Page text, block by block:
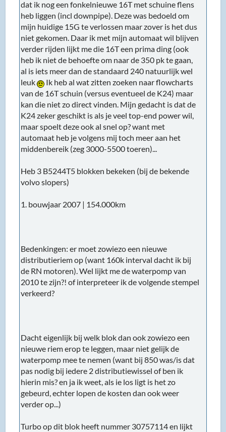
dat ik nog een fonkelnieuwe 16T met schuine flens
heb liggen (incl downpipe). Deze was bedoeld om
mijn huidige 15G te verlossen maar zover is het dus
niet gekomen. Daar ik met mijn automaat wil blijven
verder rijden lijkt me die 16T een prima ding (ook
heb ik niet de behoefte om naar de 350 pk te gaan,
al is iets meer dan de standaard 240 natuurlijk wel
leuk
Ik heb al wat zitten zoeken naar flowcharts
van de 16T schuin (versus eventueel de K24) maar
kan die niet zo direct vinden. Mijn gedacht is dat de
K24 zeker geschikt is als je veel top-end power wil,
maar spoelt deze ook al snel op? want met
automaat heb je volgens mij toch meer aan het
middenbereik (zeg 3000-5500 toeren)...
Heb 3 B5244T5 blokken bekeken (bij de bekende
volvo slopers)
1. bouwjaar 2007 | 154.000km
Bedenkingen: er moet zowiezo een nieuwe
distributieriem op (want 160k interval dacht ik bij
de RN motoren). Wel lijkt me de waterpomp van
2010 te zijn?! of interpreteer ik de volgende stempel
verkeerd?
Dacht eigenlijk bij welk blok dan ook zowiezo een
nieuwe riem erop te leggen, maar niet gelijk de
waterpomp mee te nemen (want bij 850 was/is dat
pas nodig bij iedere 2 distributiewissel of ben ik
hierin mis? en ja ik weet, als ie los ligt is het zo
gebeurd, echter lopen de kosten dan ook weer
verder op...)
Turbo op dit blok heeft nummer 30757114 en lijkt